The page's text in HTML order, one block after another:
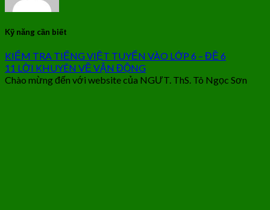
Kỹ năng cần biết
KIỂM TRA TIẾNG VIỆT TUYỂN VÀO LỚP 6 – ĐỀ 6
11 LỜI KHUYÊN VỀ VẬN ĐỘNG
Chào mừng đến với website của NGƯT. ThS. Tô Ngọc Sơn